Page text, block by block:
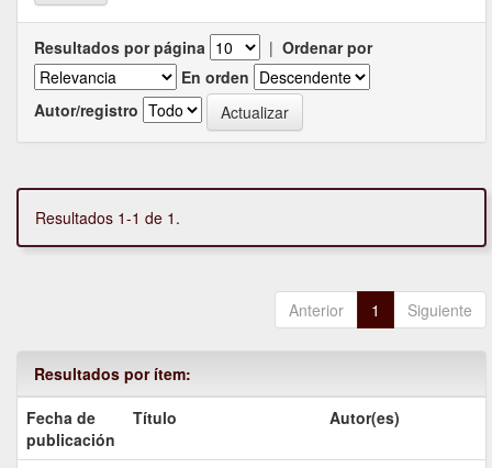
Resultados por página | Ordenar por
En orden
Autor/registro
Resultados 1-1 de 1.
Anterior 1 Siguiente
Resultados por ítem:
Fecha de
publicación
Título Autor(es)